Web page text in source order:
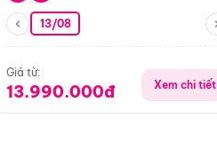
13/08
Giá từ:
13.990.000đ Xem chi tiết